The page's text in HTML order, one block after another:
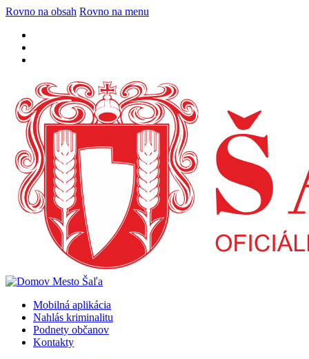
Rovno na obsah Rovno na menu
Mobilná aplikácia
Nahlás kriminalitu
Podnety občanov
Kontakty